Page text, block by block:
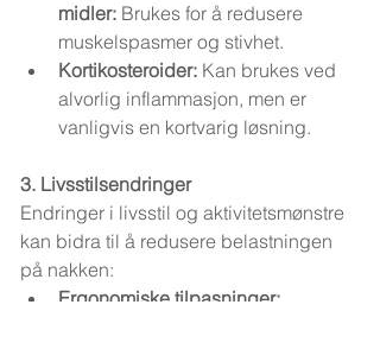
midler: Brukes for å redusere
muskelspasmer og stivhet.
Kortikosteroider: Kan brukes ved
alvorlig inflammasjon, men er
vanligvis en kortvarig løsning.
3. Livsstilsendringer
Endringer i livsstil og aktivitetsmønstre
kan bidra til å redusere belastningen
på nakken:
Ergonomiske tilpasninger: